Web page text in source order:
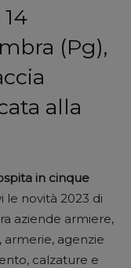
(Pg),
alla
in cinque
le novità 2023 di
aziende armiere,
agenzie
calzature e